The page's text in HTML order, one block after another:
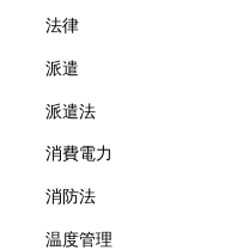
法律
派遣
派遣法
消費電力
消防法
温度管理